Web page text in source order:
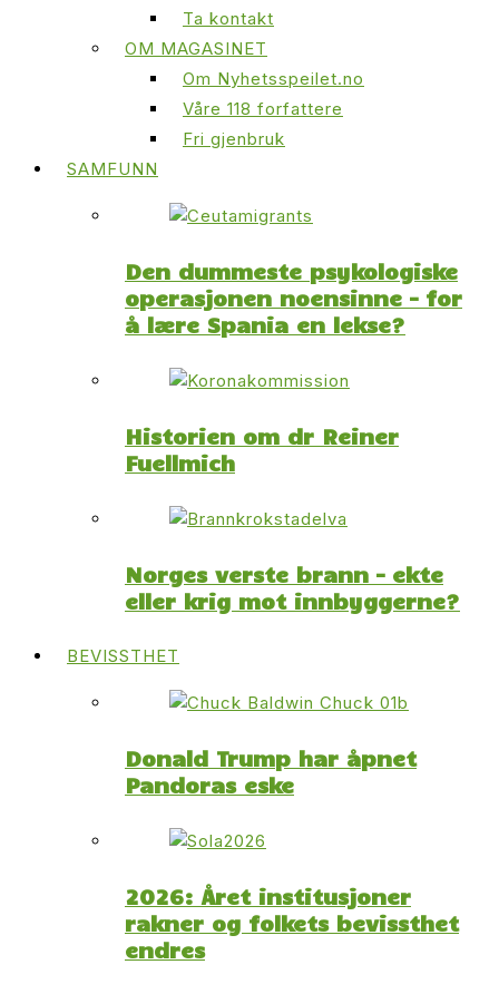
Ta kontakt
OM MAGASINET
Om Nyhetsspeilet.no
Våre 118 forfattere
Fri gjenbruk
SAMFUNN
Den dummeste psykologiske
operasjonen noensinne – for
å lære Spania en lekse?
Historien om dr Reiner
Fuellmich
Norges verste brann – ekte
eller krig mot innbyggerne?
BEVISSTHET
Donald Trump har åpnet
Pandoras eske
2026: Året institusjoner
rakner og folkets bevissthet
endres